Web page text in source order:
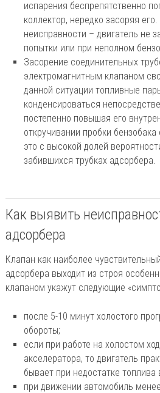
испарения беспрепятственно
коллектор, нередко засоряя
неисправности – двигатель не
попытки или при неполном
Засорение соединительных
электромагнитным клапаном
данной ситуации топливные
конденсироваться
постепенно повышая его
откручивании пробки
это с высокой долей
забившихся трубках адсорбера.
Как выявить
адсорбера
Клапан как наиболее
адсорбера выходит из строя
клапаном укажут следующие
после 5-10 минут холостого
обороты;
если при работе на холостом
акселератора, то двигатель
бывает при недостатке топлива
при движении автомобиль